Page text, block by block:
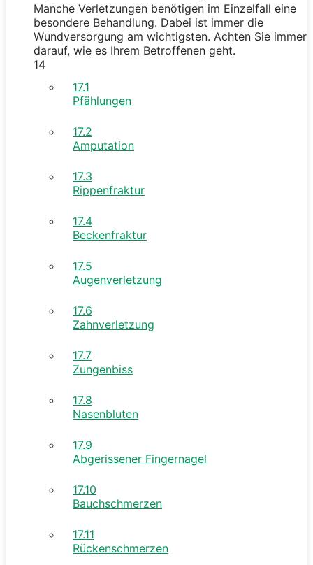
Manche Verletzungen benötigen im Einzelfall eine
besondere Behandlung. Dabei ist immer die
Wundversorgung am wichtigsten. Achten Sie immer
darauf, wie es Ihrem Betroffenen geht.
14
17.1
Pfählungen
17.2
Amputation
17.3
Rippenfraktur
17.4
Beckenfraktur
17.5
Augenverletzung
17.6
Zahnverletzung
17.7
Zungenbiss
17.8
Nasenbluten
17.9
Abgerissener Fingernagel
17.10
Bauchschmerzen
17.11
Rückenschmerzen